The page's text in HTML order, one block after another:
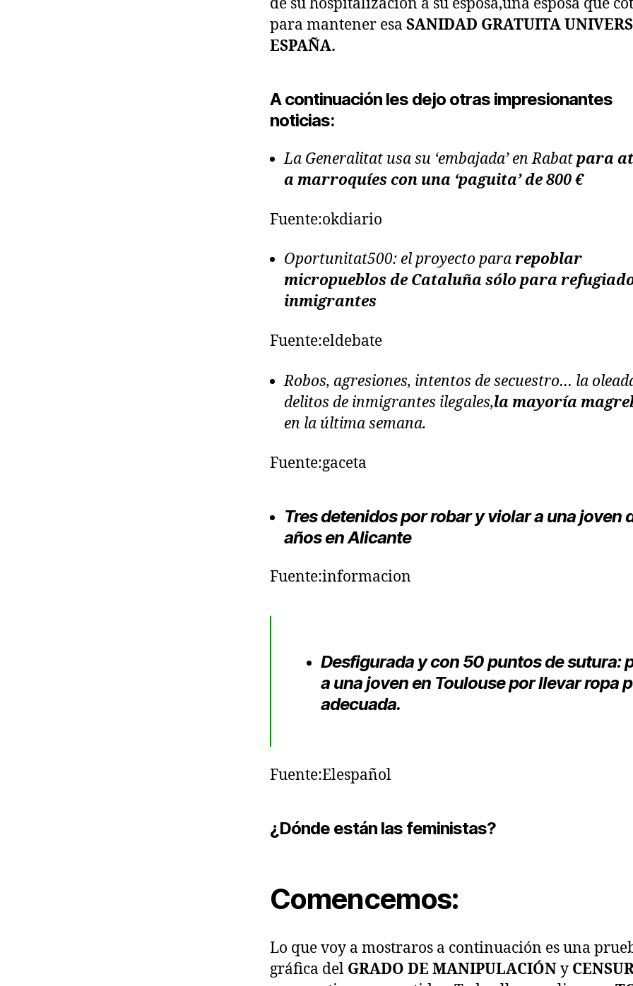
para mantener esa SANIDAD GRATUITA
ESPAÑA.
A continuación les dejo otras impresionantes
noticias:
La Generalitat usa su ‘embajada’ en Rabatpara
a marroquíes con una ‘paguita’ de 800 €
Fuente:okdiario
Oportunitat500: el proyecto pararepoblar
micropueblos de Cataluña sólo para
inmigrantes
Fuente:eldebate
Robos, agresiones, intentos de secuestro… la
delitos de inmigrantes ilegales,la mayoría
en la última semana.
Fuente:gaceta
Tres detenidos por robar yviolar a una joven
añosen Alicante
Fuente:informacion
Desfigurada y con 50 puntos de sutura:
a una joven en Toulouse por llevar ropa
adecuada.
Fuente:Elespañol
¿Dónde están las feministas?
Comencemos:
Lo que voy a mostraros a continuación es una
gráfica del GRADO DE MANIPULACIÓNy